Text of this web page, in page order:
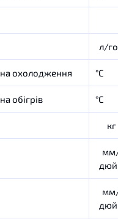
л/
наохолодження °C
наобігрів °C
кг